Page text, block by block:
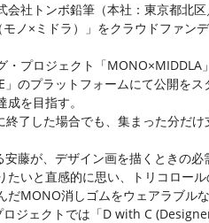
会社トンボ鉛筆（本社：東京都北
ノ×ミドラ）」をクラウドファン
・プロジェクト「
」のプラットフォームにて公開を
を目指す。
了した場合でも、集まった分だ
藤が、デザイン画を描くときの
たいと直感的に思い、トリコロー
だMONO消しゴムをウェアラブル
ジェクトでは「D with C